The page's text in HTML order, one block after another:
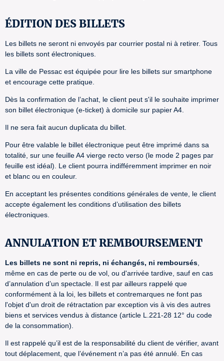
ÉDITION DES BILLETS
Les billets ne seront ni envoyés par courrier postal ni à retirer. Tous
les billets sont électroniques.
La ville de Pessac est équipée pour lire les billets sur smartphone
et encourage cette pratique.
Dès la confirmation de l’achat, le client peut s'il le souhaite imprimer
son billet électronique (e-ticket) à domicile sur papier A4.
Il ne sera fait aucun duplicata du billet.
Pour être valable le billet électronique peut être imprimé dans sa
totalité, sur une feuille A4 vierge recto verso (le mode 2 pages par
feuille est idéal). Le client pourra indifféremment imprimer en noir
et blanc ou en couleur.
En acceptant les présentes conditions générales de vente, le client
accepte également les conditions d’utilisation des billets
électroniques.
ANNULATION ET REMBOURSEMENT
Les billets ne sont ni repris, ni échangés, ni remboursés
même en cas de perte ou de vol, ou d'arrivée tardive, sauf en cas
d’annulation d’un spectacle. Il est par ailleurs rappelé que
conformément à la loi, les billets et contremarques ne font pas
l'objet d'un droit de rétractation par exception vis à vis des autres
biens et services vendus à distance (article L.221-28 12° du code
de la consommation).
Il est rappelé qu’il est de la responsabilité du client de vérifier, avant
tout déplacement, que l’événement n’a pas été annulé. En cas